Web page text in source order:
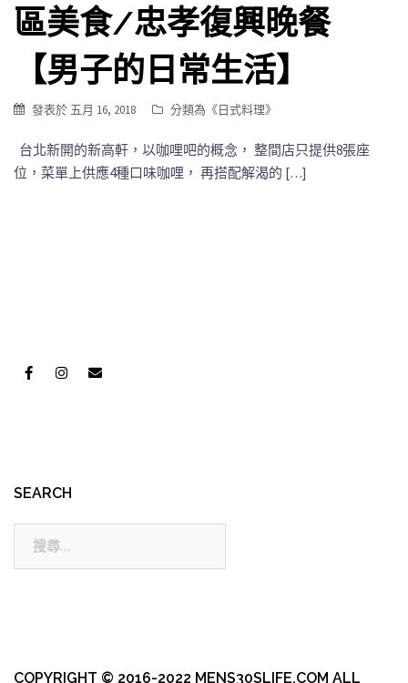
區美食/忠孝復興晚餐
【男子的日常生活】
發表於 五月 16, 2018 分類為《日式料理》
台北新開的新高軒，以咖哩吧的概念， 整間店只提供8張座
位，菜單上供應4種口味咖哩， 再搭配解渴的 […]
SEARCH
COPYRIGHT © 2016-2022 MENS30SLIFE.COM ALL